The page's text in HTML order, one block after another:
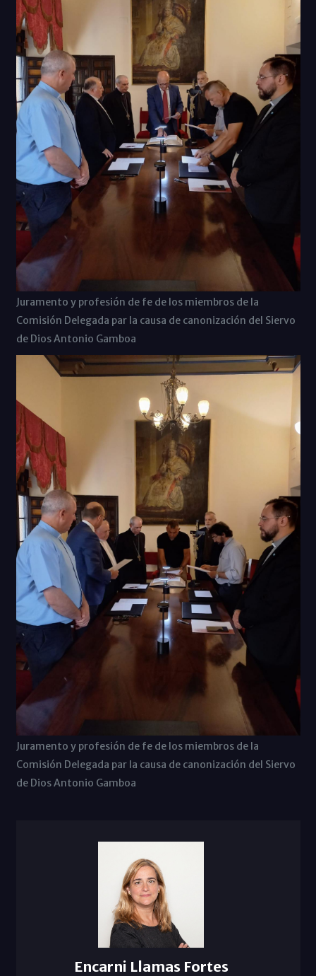
Juramento y profesión de fe de los miembros de la
Comisión Delegada par la causa de canonización del Siervo
de Dios Antonio Gamboa
Juramento y profesión de fe de los miembros de la
Comisión Delegada par la causa de canonización del Siervo
de Dios Antonio Gamboa
Encarni Llamas Fortes